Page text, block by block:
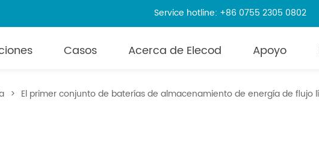
Service hotline: +86 0755 2305 0802
Casos Acerca de Elecod Apoyo
> El primer conjunto de baterías de almacenamiento de energía de flujo